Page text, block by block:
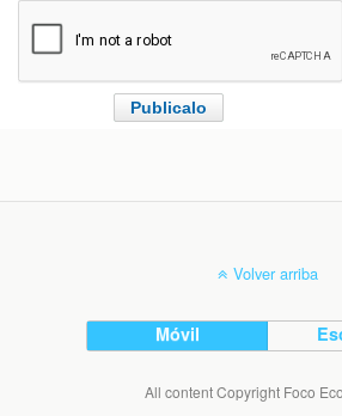
Volver arriba
Móvil
All content Copyright Foco